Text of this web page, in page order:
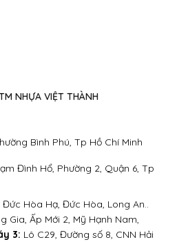
Bình Phú, Tp Hồ Chí Minh
NHỰA VIỆT THÀNH
Đức Hòa Hạ, Đức Hòa, Long An..
Gia, Ấp Mới 2, Mỹ Hạnh Nam,
3: Lô C29, Đường số 8, CNN Hải
Đình Hổ, Phường 2, Quận 6, Tp